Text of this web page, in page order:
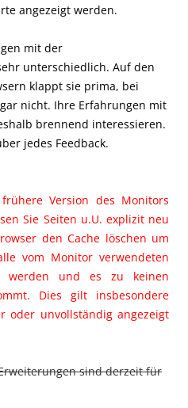
angezeigt werden.
mit der
unterschiedlich. Auf den
klappt sie prima, bei
nicht. Ihre Erfahrungen mit
brennend interessieren.
jedes Feedback.
Version des Monitors
Sie Seiten u.U. explizit neu
den Cache löschen um
vom Monitor verwendeten
werden und es zu keinen
Dies gilt insbesondere
oder unvollständig angezeigt
sind derzeit für